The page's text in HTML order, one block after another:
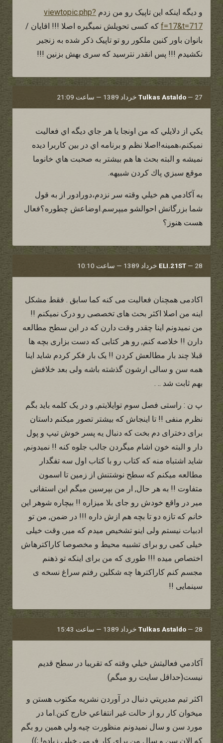
و دیگه اینکه این تاپیک رو من زدم viewtopic.php?
f=17&t=717 که کسی تحویلش نمیگیره اصلا !!! اقایان /
بانوان باور کنین ملکور رو تو تاپیک ذکر شده به زنجیر
نکشیدم !!! پس انقدر نترسید که سری بهش بزنین !!!
Tulkas Astaldo — 27 خرداد 1389 — ساعت 21:09
يكي از دلايلي كه من اونجا يا هر جاي ديگه اي فعاليت
نميكنم،همينه!اصلا نظم و برنامه اي در بين كاربرا ديده
نميشه و البته بحث ها هم بيشتر به صحبت هاي خانوما
موقع سبزي پاك كردن شبيهه.
به آكادمي هم خيلي وقته سر نزدم،دورادور از به قول
شما بزرگانش احوالشو ميپرسم.اوضاعش چطوره؟فعال
هست هنوز؟
ELI.21ST — 28 خرداد 1389 — ساعت 10:10
اکادمی همچنان فعالیت می کنه کما سابق . فقط مشکل
اینه من اصلا اکثر بحث های تخصصی رو درک نمیکنم !!
من نمیدونم اینا چقدر وقت دارن که در این سطح مطالعه
دارن !! خلاصه کنم, رو هر کتابی که دست بزاری بچه ها
قبلا چند بار مطالعش کردن !! یک بار فکر کردم شاید اینا
همه سن و سالی ارشون گذشته باشه ولی بعد خلافش
بهم ثابت شد .. .
پ ن : راستی فصل سوم توایلایتم, و در یک کلمه باید بگم
نظرم منفی !! تا اینجاش که بیشتر تصور میکنم داستان
برای دخترای دم بخت که دنبال یه پسر خوش تیپ و پول
دار و البته خون اشام میگردن جالب جلوه کنه !! نمیدونم,
شاید اشتباه منه که کتاب رو با کتاب اول سه تفگدار
مطالعه میکنم که سطح نوشتنش از زمین تا اسمون
متفاوت !! به هر حال, ار من بپرسین میگم این استفانی
میر در واقع خودش رو جای بلا میزاره !! بیچاره شوهر این
خانم که تازه دو تا بچه هم ازش داره !!! در ضمن, من تو
ادبیات نیستم ولی اینو تشخیص میدم که میر, وقت خیلی
خیلی کمی رو برای تشبیه محیط و مخصوصا کاراکترهاش
اختصاص میده !!! طوری که من برای اینکه تو ذهنم
مجسم کنم کاراکترها چه شکلین رفتم سراغ نسخه ی
سینمایی !!
Tulkas Astaldo — 28 خرداد 1389 — ساعت 15:43
آكادمي فعاليتش خيلي وقته كه تقريبا در سطح قديم
نيست(حداقل سايت رو ميگم)
اكثر تيم مديريتي دنبال در آوردن نشريه مكتوب هستن و
ميخوان كار رو از حالت غير انتفاعي خارج كنن.اما در
مورد سن و سال نميدونم منظورت چيه.ولي همين رو بگم
كه الان سن و سال من براي كار فرمي خيلي زياده! ;))